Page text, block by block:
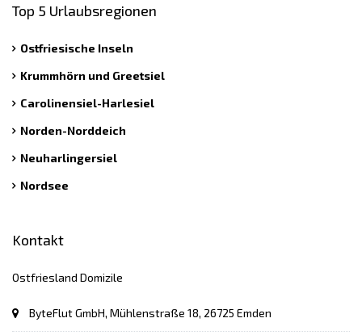
Top 5 Urlaubsregionen
Ostfriesische Inseln
Krummhörn und Greetsiel
Carolinensiel-Harlesiel
Norden-Norddeich
Neuharlingersiel
Nordsee
Kontakt
Ostfriesland Domizile
ByteFlut GmbH, Mühlenstraße 18, 26725 Emden